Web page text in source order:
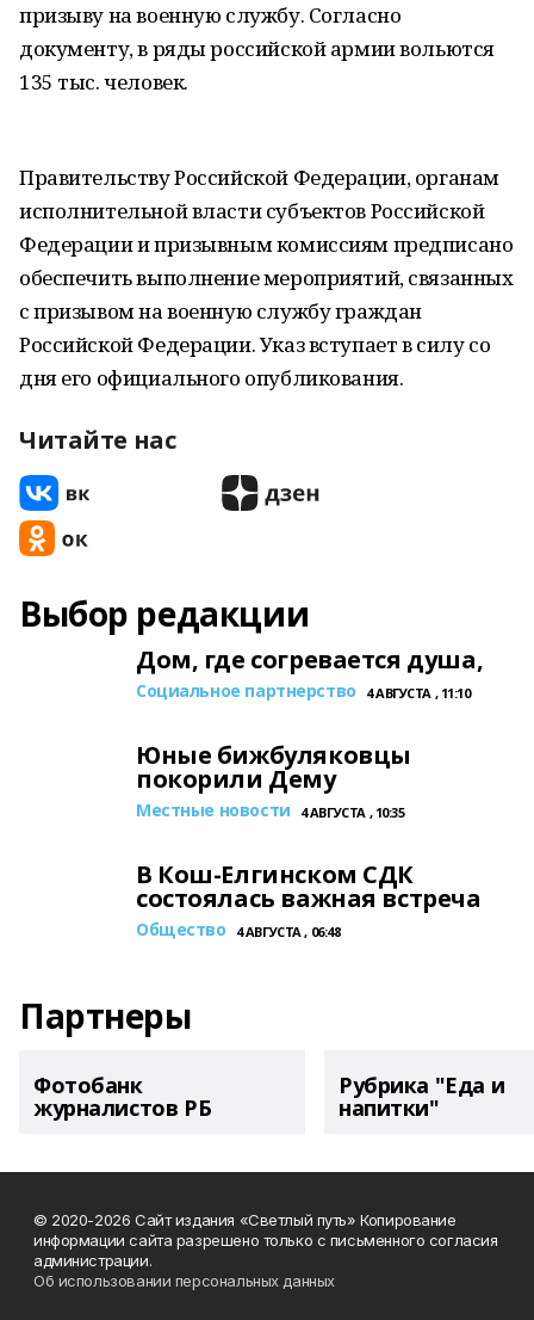
призыву на военную службу. Согласно
документу, в ряды российской армии вольются
135 тыс. человек.
Правительству Российской Федерации, органам
исполнительной власти субъектов Российской
Федерации и призывным комиссиям предписано
обеспечить выполнение мероприятий, связанных
с призывом на военную службу граждан
Российской Федерации. Указ вступает в силу со
дня его официального опубликования.
Читайте нас
Выбор редакции
Дом, где согревается душа,
Социальное партнерство 4 АВГУСТА , 11:10
Юные бижбуляковцы
покорили Дему
Местные новости 4 АВГУСТА , 10:35
В Кош-Елгинском СДК
состоялась важная встреча
Общество 4 АВГУСТА , 06:48
Партнеры
Фотобанк
журналистов РБ
Рубрика "Еда и
напитки"
© 2020-2026 Сайт издания «Светлый путь» Копирование
информации сайта разрешено только с письменного согласия
администрации.
Об использовании персональных данных